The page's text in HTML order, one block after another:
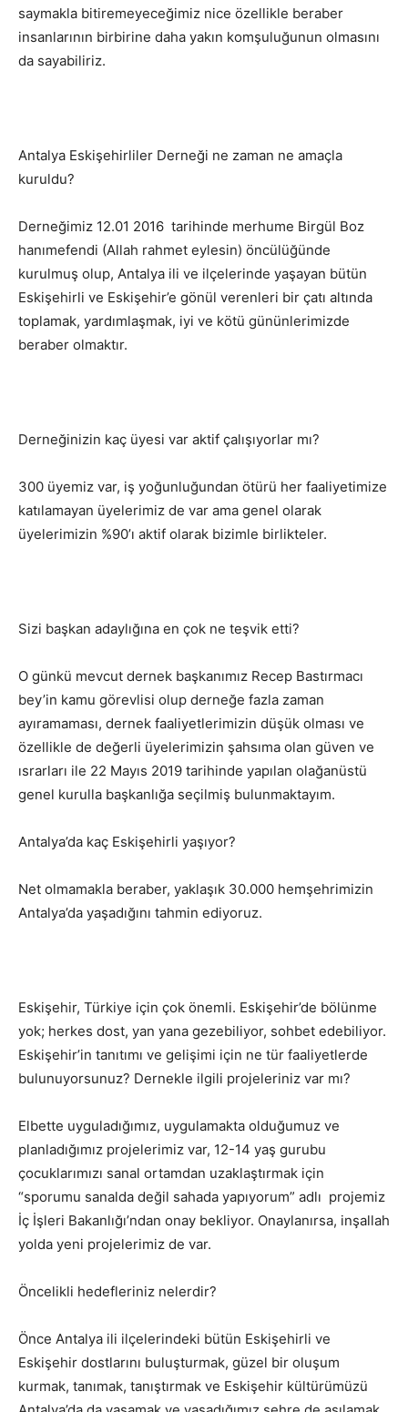
saymakla bitiremeyeceğimiz nice özellikle beraber
insanlarının birbirine daha yakın komşuluğunun olmasını
da sayabiliriz.
Antalya Eskişehirliler Derneği ne zaman ne amaçla
kuruldu?
Derneğimiz 12.01 2016 tarihinde merhume Birgül Boz
hanımefendi (Allah rahmet eylesin) öncülüğünde
kurulmuş olup, Antalya ili ve ilçelerinde yaşayan bütün
Eskişehirli ve Eskişehir’e gönül verenleri bir çatı altında
toplamak, yardımlaşmak, iyi ve kötü gününlerimizde
beraber olmaktır.
Derneğinizin kaç üyesi var aktif çalışıyorlar mı?
300 üyemiz var, iş yoğunluğundan ötürü her faaliyetimize
katılamayan üyelerimiz de var ama genel olarak
üyelerimizin %90’ı aktif olarak bizimle birlikteler.
Sizi başkan adaylığına en çok ne teşvik etti?
O günkü mevcut dernek başkanımız Recep Bastırmacı
bey’in kamu görevlisi olup derneğe fazla zaman
ayıramaması, dernek faaliyetlerimizin düşük olması ve
özellikle de değerli üyelerimizin şahsıma olan güven ve
ısrarları ile 22 Mayıs 2019 tarihinde yapılan olağanüstü
genel kurulla başkanlığa seçilmiş bulunmaktayım.
Antalya’da kaç Eskişehirli yaşıyor?
Net olmamakla beraber, yaklaşık 30.000 hemşehrimizin
Antalya’da yaşadığını tahmin ediyoruz.
Eskişehir, Türkiye için çok önemli. Eskişehir’de bölünme
yok; herkes dost, yan yana gezebiliyor, sohbet edebiliyor.
Eskişehir’in tanıtımı ve gelişimi için ne tür faaliyetlerde
bulunuyorsunuz? Dernekle ilgili projeleriniz var mı?
Elbette uyguladığımız, uygulamakta olduğumuz ve
planladığımız projelerimiz var, 12-14 yaş gurubu
çocuklarımızı sanal ortamdan uzaklaştırmak için
“sporumu sanalda değil sahada yapıyorum” adlı projemiz
İç İşleri Bakanlığı’ndan onay bekliyor. Onaylanırsa, inşallah
yolda yeni projelerimiz de var.
Öncelikli hedefleriniz nelerdir?
Önce Antalya ili ilçelerindeki bütün Eskişehirli ve
Eskişehir dostlarını buluşturmak, güzel bir oluşum
kurmak, tanımak, tanıştırmak ve Eskişehir kültürümüzü